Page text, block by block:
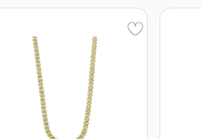
laboratorio, oro tono